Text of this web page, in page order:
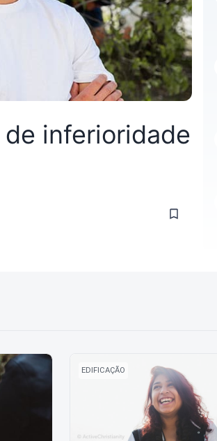
inferioridade
EDIFICAÇÃO